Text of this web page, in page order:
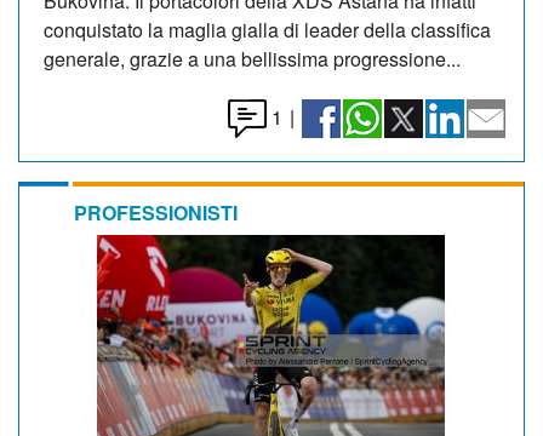
conquistato la maglia gialla di leader della classifica
generale, grazie a una bellissima progressione...
1 |
PROFESSIONISTI